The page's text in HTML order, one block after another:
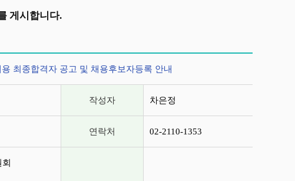
게시합니다.
최종합격자 공고 및 채용후보자등록 안내
작성자 차은정
연락처 02-2110-1353